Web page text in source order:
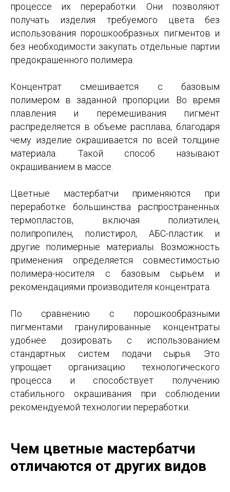
процессе их переработки. Они позволяют
получать изделия требуемого цвета без
использования порошкообразных пигментов и
без необходимости закупать отдельные партии
предокрашенного полимера.
Концентрат смешивается с базовым
полимером в заданной пропорции. Во время
плавления и перемешивания пигмент
распределяется в объеме расплава, благодаря
чему изделие окрашивается по всей толщине
материала. Такой способ называют
окрашиванием в массе.
Цветные мастербатчи применяются при
переработке большинства распространенных
термопластов, включая полиэтилен,
полипропилен, полистирол, АБС-пластик и
другие полимерные материалы. Возможность
применения определяется совместимостью
полимера-носителя с базовым сырьем и
рекомендациями производителя концентрата.
По сравнению с порошкообразными
пигментами гранулированные концентраты
удобнее дозировать с использованием
стандартных систем подачи сырья. Это
упрощает организацию технологического
процесса и способствует получению
стабильного окрашивания при соблюдении
рекомендуемой технологии переработки.
Чем цветные мастербатчи
отличаются от других видов